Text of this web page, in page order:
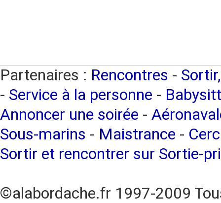
Partenaires : Rencontres -
- Service à la personne -
Annoncer une soirée -
Sous-marins - Maistrance -
Sortir et rencontrer sur Sortie-
©alabordache.fr 1997-2009